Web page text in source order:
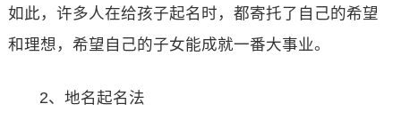
如此，许多人在给孩子起名时，都寄托了自己的希望
和理想，希望自己的子女能成就一番大事业。
2、地名起名法